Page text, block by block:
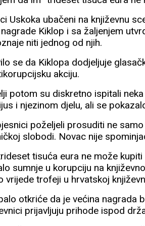
Uskoka ubačeni na književnu
Kiklop i sa žaljenjem
niti jednog od njih.
se da Kiklopa dodjeljuje
akciju.
potom su diskretno ispitali
i njezinom djelu, ali se
poželjeli prosuditi ne
slobodi. Novac nije
tisuća eura ne može
sumnje u korupciju na
vrijede trofeji u hrvatskoj
otkriće da je većina nagrada
prijavljuju prihode ispod